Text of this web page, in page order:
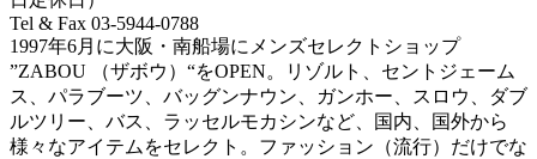
Tel & Fax 03-5944-0788
1997年6月に大阪・南船場にメンズセレクトショップ
”ZABOU （ザボウ）“をOPEN。リゾルト、セントジェーム
ス、パラブーツ、バッグンナウン、ガンホー、スロウ、ダブ
ルツリー、バス、ラッセルモカシンなど、国内、国外から
様々なアイテムをセレクト。ファッション（流行）だけでな